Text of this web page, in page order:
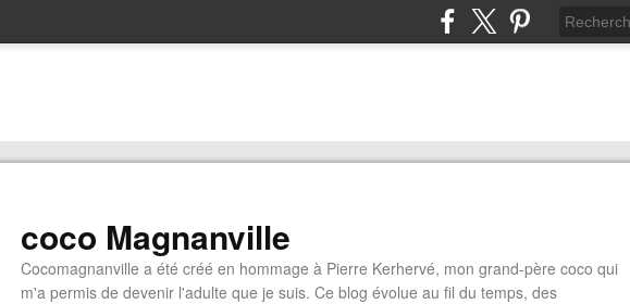
coco Magnanville
Cocomagnanville a été créé en hommage à Pierre Kerhervé, mon grand-père coco qui
m'a permis de devenir l'adulte que je suis. Ce blog évolue au fil du temps, des